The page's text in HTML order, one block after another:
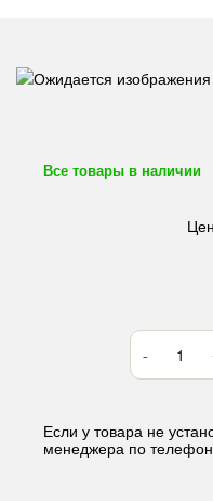
Все товары в наличии
Количество
товара
Катушка
клапан)
Если у товара не
менеджера по